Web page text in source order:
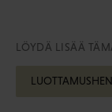
LÖYDÄ LISÄÄ